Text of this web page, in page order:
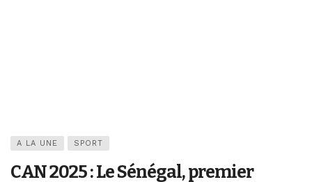
A LA UNE SPORT
CAN 2025 : Le Sénégal, premier